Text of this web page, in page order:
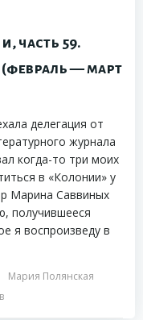
часть 59.
— март
делегация от
журнала
когда-то три моих
в «Колонии» у
Марина Саввиных
получившееся
я воспроизведу в
Мария Полянская